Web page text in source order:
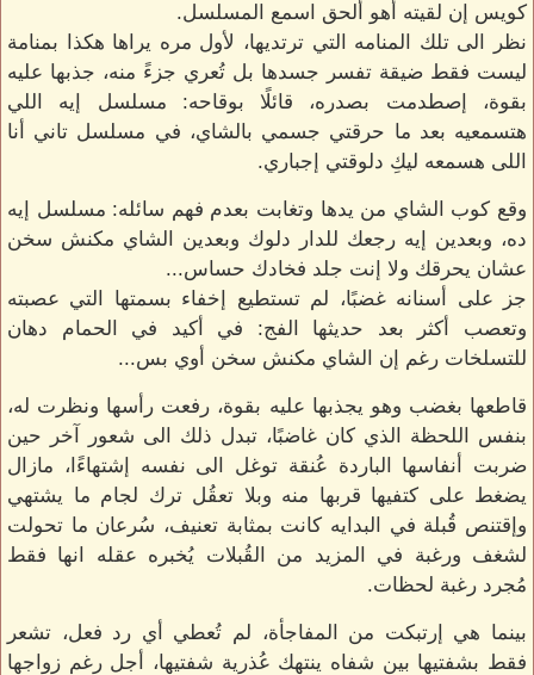
كويس إن لقيته أهو ألحق اسمع المسلسل.
نظر الى تلك المنامه التي ترتديها، لأول مره يراها هكذا بمنامة
ليست فقط ضيقة تفسر جسدها بل تُعري جزءً منه، جذبها عليه
بقوة، إصطدمت بصدره، قائلًا بوقاحه: مسلسل إيه اللي
هتسمعيه بعد ما حرقتي جسمي بالشاي، في مسلسل تاني أنا
اللى هسمعه ليكِ دلوقتي إجباري.
وقع كوب الشاي من يدها وتغابت بعدم فهم سائله: مسلسل إيه
ده، وبعدين إيه رجعك للدار دلوك وبعدين الشاي مكنش سخن
عشان يحرقك ولا إنت جلد فخادك حساس...
جز على أسنانه غضبًا، لم تستطيع إخفاء بسمتها التي عصبته
وتعصب أكثر بعد حديثها الفج: في أكيد في الحمام دهان
للتسلخات رغم إن الشاي مكنش سخن أوي بس...
قاطعها بغضب وهو يجذبها عليه بقوة، رفعت رأسها ونظرت له،
بنفس اللحظة الذي كان غاضبًا، تبدل ذلك الى شعور آخر حين
ضربت أنفاسها الباردة عُنقة توغل الى نفسه إشتهاءًا، مازال
يضغط على كتفيها قربها منه وبلا تعقُل ترك لجام ما يشتهي
وإقتنص قُبلة في البدايه كانت بمثابة تعنيف، سُرعان ما تحولت
لشغف ورغبة في المزيد من القُبلات يُخبره عقله انها فقط
مُجرد رغبة لحظات.
بينما هي إرتبكت من المفاجأة، لم تُعطي أي رد فعل، تشعر
فقط بشفتيها بين شفاه ينتهك عُذرية شفتيها، أجل رغم زواجها